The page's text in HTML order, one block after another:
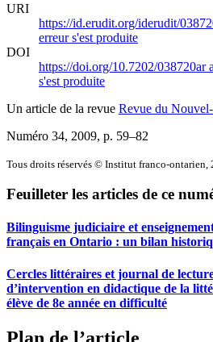
URI
https://id.erudit.org/iderudit/
erreur s'est produite
DOI
https://doi.org/10.7202/038720ar
s'est produite
Un article de la revue Revue du
Numéro 34, 2009, p. 59–82
Tous droits réservés © Institut franco-ontarien,
Feuilleter les articles de ce
Bilinguisme judiciaire et
français en Ontario : un bilan
Cercles littéraires et journal de
d’intervention en didactique de la
élève de 8e année en difficulté